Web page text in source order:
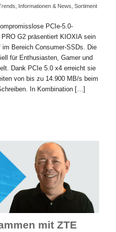
Informationen & News Sortiment
PCIe-5.0-
G2 präsentiert KIOXIA sein
Bereich Consumer-SSDs. Die
für Enthusiasten, Gamer und
Dank PCIe 5.0 x4 erreicht sie
von bis zu 14.900 MB/s beim
In Kombination […]
mit ZTE